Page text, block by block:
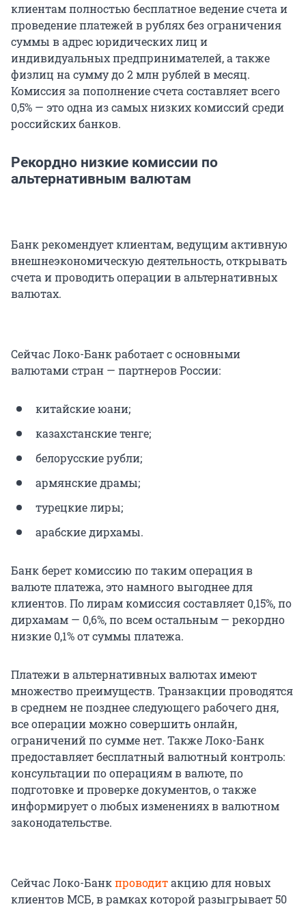
клиентам полностью бесплатное ведение счета и
проведение платежей в рублях без ограничения
суммы в адрес юридических лиц и
индивидуальных предпринимателей, а также
физлиц на сумму до 2 млн рублей в месяц.
Комиссия за пополнение счета составляет всего
0,5% — это одна из самых низких комиссий среди
российских банков.
Рекордно низкие комиссии по
альтернативным валютам
Банк рекомендует клиентам, ведущим активную
внешнеэкономическую деятельность, открывать
счета и проводить операции в альтернативных
валютах.
Сейчас Локо-Банк работает с основными
валютами стран — партнеров России:
китайские юани;
казахстанские тенге;
белорусские рубли;
армянские драмы;
турецкие лиры;
арабские дирхамы.
Банк берет комиссию по таким операция в
валюте платежа, это намного выгоднее для
клиентов. По лирам комиссия составляет 0,15%, по
дирхамам — 0,6%, по всем остальным — рекордно
низкие 0,1% от суммы платежа.
Платежи в альтернативных валютах имеют
множество преимуществ. Транзакции проводятся
в среднем не позднее следующего рабочего дня,
все операции можно совершить онлайн,
ограничений по сумме нет. Также Локо-Банк
предоставляет бесплатный валютный контроль:
консультации по операциям в валюте, по
подготовке и проверке документов, о также
информирует о любых изменениях в валютном
законодательстве.
Сейчас Локо-Банкпроводитакцию для новых
клиентов МСБ, в рамках которой разыгрывает 50